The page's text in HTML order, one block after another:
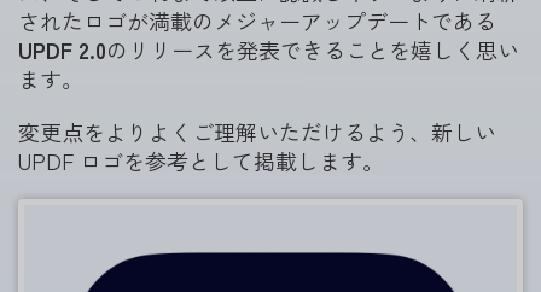
されたロゴが満載のメジャーアップデートである
UPDF 2.0のリリースを発表できることを嬉しく思い
ます。
変更点をよりよくご理解いただけるよう、新しい
UPDF ロゴを参考として掲載します。